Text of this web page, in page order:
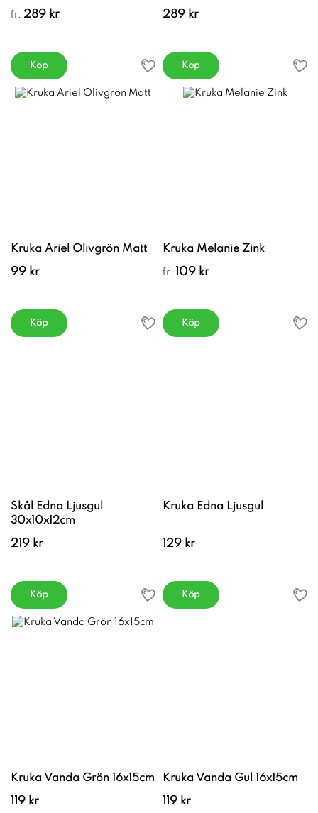
fr. 289 kr
Köp
289 kr
Köp
Kruka Ariel Olivgrön Matt
99 kr
Köp
Kruka Melanie Zink
fr. 109 kr
Köp
Skål Edna Ljusgul
30x10x12cm
219 kr
Köp
Kruka Edna Ljusgul
129 kr
Köp
Kruka Vanda Grön 16x15cm
119 kr
Kruka Vanda Gul 16x15cm
119 kr